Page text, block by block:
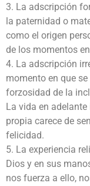
3. La adscripción
la paternidad o
como el origen
de los momentos
4. La adscripción
momento en que
forzosidad de la
La vida en
propia carece de
felicidad.
5. La experiencia
Dios y en sus
nos fuerza a ello,